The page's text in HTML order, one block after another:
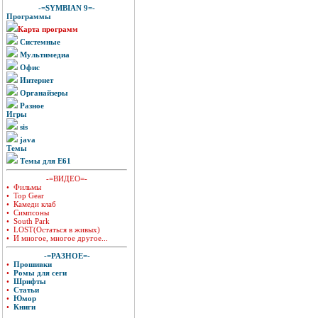
-=SYMBIAN 9=-
Программы
Карта программ
Системные
Мультимедиа
Офис
Интернет
Органайзеры
Разное
Игры
sis
java
Темы
Темы для E61
-=ВИДЕО=-
• Фильмы
• Top Gear
• Камеди клаб
• Симпсоны
• South Park
• LOST(Остаться в живых)
• И многое, многое другое...
-=РАЗНОЕ=-
• Прошивки
• Ромы для сеги
• Шрифты
• Статьи
• Юмор
• Книги